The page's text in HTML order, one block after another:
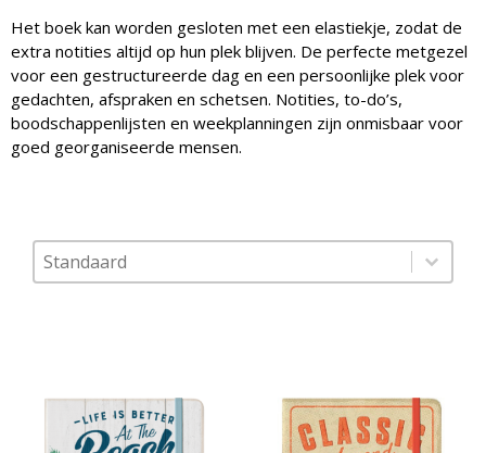
Het boek kan worden gesloten met een elastiekje, zodat de
extra notities altijd op hun plek blijven. De perfecte metgezel
voor een gestructureerde dag en een persoonlijke plek voor
gedachten, afspraken en schetsen. Notities, to-do’s,
boodschappenlijsten en weekplanningen zijn onmisbaar voor
goed georganiseerde mensen.
Sorteer op
Sort content
Sort content